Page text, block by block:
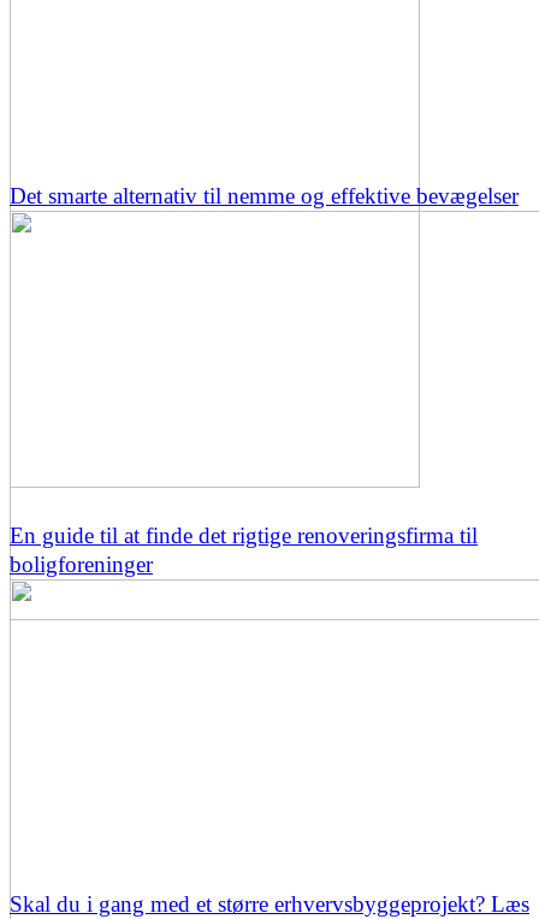
Det smarte alternativ til nemme og effektive bevægelser
En guide til at finde det rigtige renoveringsfirma til
boligforeninger
Skal du i gang med et større erhvervsbyggeprojekt? Læs